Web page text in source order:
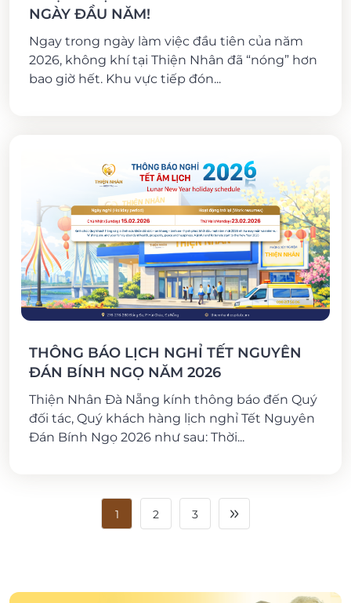
NGÀY ĐẦU NĂM!
Ngay trong ngày làm việc đầu tiên của năm
2026, không khí tại Thiện Nhân đã “nóng” hơn
bao giờ hết. Khu vực tiếp đón...
THÔNG BÁO LỊCH NGHỈ TẾT NGUYÊN
ĐÁN BÍNH NGỌ NĂM 2026
Thiện Nhân Đà Nẵng kính thông báo đến Quý
đối tác, Quý khách hàng lịch nghỉ Tết Nguyên
Đán Bính Ngọ 2026 như sau: Thời...
1 2 3